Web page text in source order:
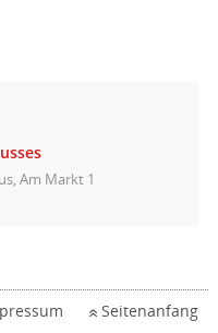
Am Markt 1
Seitenanfang